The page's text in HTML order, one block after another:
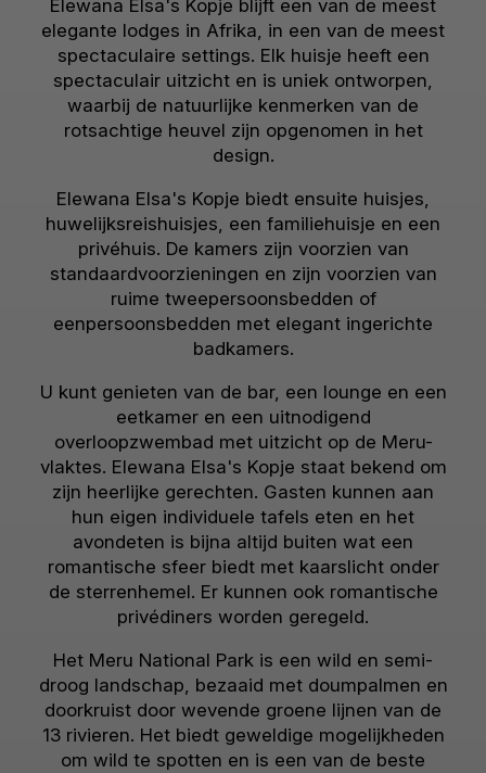
Elewana Elsa's Kopje blijft een van de meest
elegante lodges in Afrika, in een van de meest
spectaculaire settings. Elk huisje heeft een
spectaculair uitzicht en is uniek ontworpen,
waarbij de natuurlijke kenmerken van de
rotsachtige heuvel zijn opgenomen in het
design.
Elewana Elsa's Kopje biedt ensuite huisjes,
huwelijksreishuisjes, een familiehuisje en een
privéhuis. De kamers zijn voorzien van
standaardvoorzieningen en zijn voorzien van
ruime tweepersoonsbedden of
eenpersoonsbedden met elegant ingerichte
badkamers.
U kunt genieten van de bar, een lounge en een
eetkamer en een uitnodigend
overloopzwembad met uitzicht op de Meru-
vlaktes. Elewana Elsa's Kopje staat bekend om
zijn heerlijke gerechten. Gasten kunnen aan
hun eigen individuele tafels eten en het
avondeten is bijna altijd buiten wat een
romantische sfeer biedt met kaarslicht onder
de sterrenhemel. Er kunnen ook romantische
privédiners worden geregeld.
Het Meru National Park is een wild en semi-
droog landschap, bezaaid met doumpalmen en
doorkruist door wevende groene lijnen van de
13 rivieren. Het biedt geweldige mogelijkheden
om wild te spotten en is een van de beste